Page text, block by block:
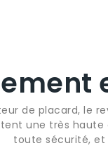
de placard, le
une très
toute sécurité, et